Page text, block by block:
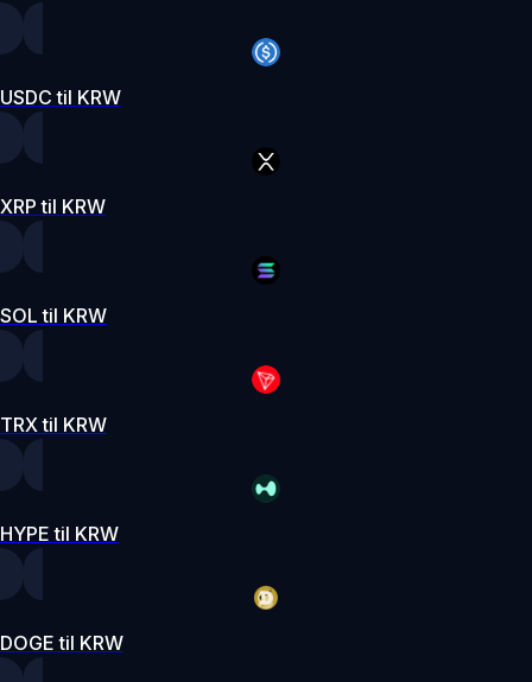
USDC til KRW
XRP til KRW
SOL til KRW
TRX til KRW
HYPE til KRW
DOGE til KRW